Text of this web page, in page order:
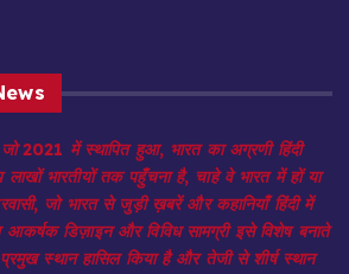
में स्थापित हुआ, भारत का अग्रणी हिंदी
लाखों भारतीयों तक पहुँचना है, चाहे वे भारत में हों या
जो भारत से जुड़ी ख़बरें और कहानियाँ हिंदी में
डिज़ाइन और विविध सामग्री इसे विशेष बनाते
स्थान हासिल किया है और तेजी से शीर्ष स्थान